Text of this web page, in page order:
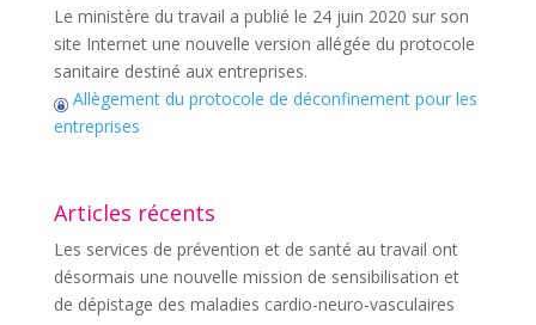
Le ministère du travail a publié le 24 juin 2020 sur son
site Internet une nouvelle version allégée du protocole
sanitaire destiné aux entreprises.
Allègement du protocole de déconfinement pour les
entreprises
Articles récents
Les services de prévention et de santé au travail ont
désormais une nouvelle mission de sensibilisation et
de dépistage des maladies cardio-neuro-vasculaires